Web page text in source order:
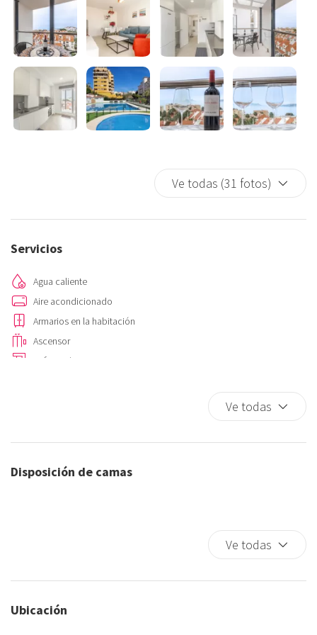
chapuzón en la piscina comunitaria, perfecta para los días soleados.
La ubicación del apartamento es inmejorable, ya que se encuentra
cerca de una gran variedad de restaurantes, donde podrás
disfrutar de la deliciosa gastronomía española y de otras culturas.
Además, el Puerto de Estepona es conocido por su encanto y
ambiente animado, con numerosas tiendas y bares para disfrutar
durante tu estancia.
ensueño en nuestro apartamento turístico en el Puerto de
Estepona! Reserva ahora y prepárate para crear recuerdos
inolvidables junto al mar.
Ve todas (31 fotos)
Servicios
Agua caliente
Aire acondicionado
Armarios en la habitación
Ascensor
Cafetera/ Tetera
Ciudad
Esenciales
Horno
Lavadora
Ve todas
Disposición de camas
Ve todas
Ubicación